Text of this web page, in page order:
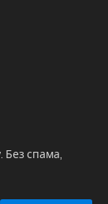
Без спама,